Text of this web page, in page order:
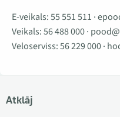
E-veikals:55 551 511 ·
Veikals:56 488 000·
Veloserviss:56 229 000·
Atklāj